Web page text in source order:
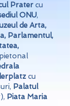
Prater cu
ONU,
de Arta,
Parlamentul,
cu
Palatul
Piata Maria